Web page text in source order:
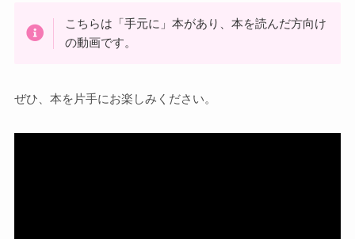
こちらは「手元に」本があり、本を読んだ方向け
の動画です。
ぜひ、本を片手にお楽しみください。